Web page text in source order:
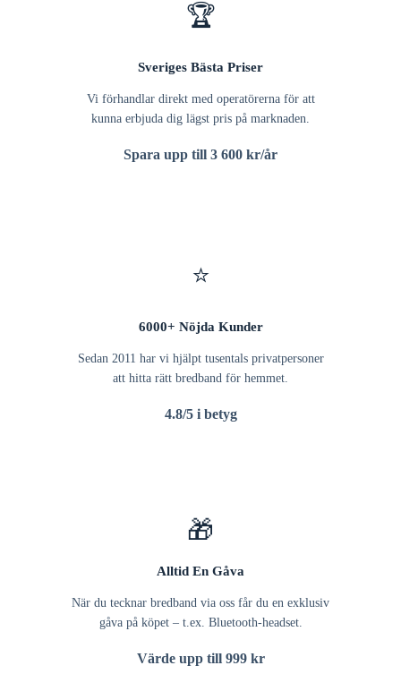
🏆
Sveriges Bästa Priser
Vi förhandlar direkt med operatörerna för att
kunna erbjuda dig lägst pris på marknaden.
Spara upp till 3 600 kr/år
⭐
6000+ Nöjda Kunder
Sedan 2011 har vi hjälpt tusentals privatpersoner
att hitta rätt bredband för hemmet.
4.8/5 i betyg
🎁
Alltid En Gåva
När du tecknar bredband via oss får du en exklusiv
gåva på köpet – t.ex. Bluetooth-headset.
Värde upp till 999 kr